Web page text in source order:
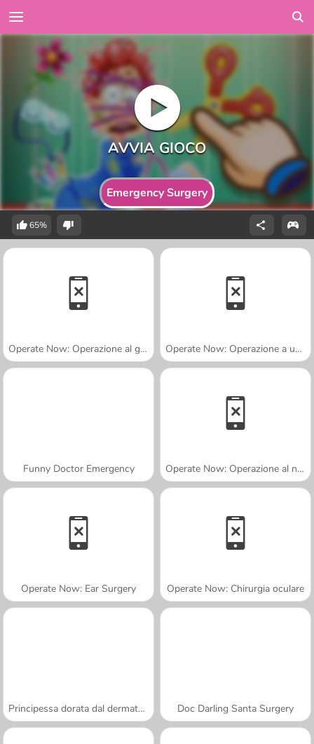
Emergency Surgery
65%
Operate Now: Operazione al ginocchio Operate Now: Operazione a un dente
Funny Doctor Emergency Operate Now: Operazione al naso
Operate Now: Ear Surgery Operate Now: Chirurgia oculare
Principessa dorata dal dermatologo Doc Darling Santa Surgery